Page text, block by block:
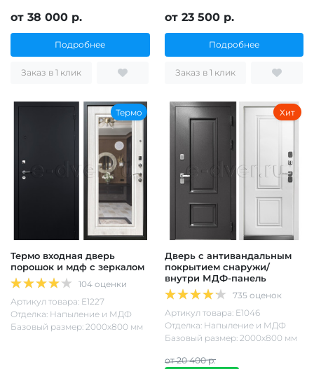
от 38 000 р.
Подробнее
Заказ в 1 клик
от 23 500 р.
Подробнее
Заказ в 1 клик
Термо
Термо входная дверь
порошок и мдф с зеркалом
104 оценки
Артикул товара: Е1227
Отделка: Напыление и МДФ
Базовый размер: 2000х800 мм
Хит
Дверь с антивандальным
покрытием снаружи/
внутри МДФ-панель
735 оценок
Артикул товара: Е1046
Отделка: Напыление и МДФ
Базовый размер: 2000х800 мм
от 20 400 р.